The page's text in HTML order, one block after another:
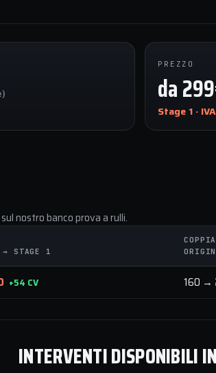
PREZZO
da
Stage 1 ·
nostro banco prova a rulli.
STAGE 1
COPPIA
+54 CV 160 →
INTERVENTI DISPONIBILI